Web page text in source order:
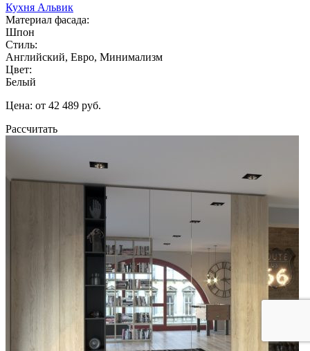
Кухня Альвик
Материал фасада:
Шпон
Стиль:
Английский, Евро, Минимализм
Цвет:
Белый
Цена: от 42 489 руб.
Рассчитать